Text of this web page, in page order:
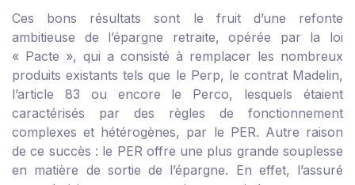
Ces bons résultats sont le fruit d’une refonte
ambitieuse de l’épargne retraite, opérée par la loi
« Pacte », qui a consisté à remplacer les nombreux
produits existants tels que le Perp, le contrat Madelin,
l’article 83 ou encore le Perco, lesquels étaient
caractérisés par des règles de fonctionnement
complexes et hétérogènes, par le PER. Autre raison
de ce succès : le PER offre une plus grande souplesse
en matière de sortie de l’épargne. En effet, l’assuré